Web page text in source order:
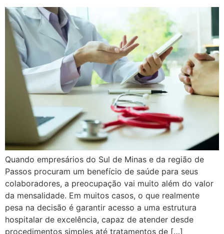
Quando empresários do Sul de Minas e da região de
Passos procuram um benefício de saúde para seus
colaboradores, a preocupação vai muito além do valor
da mensalidade. Em muitos casos, o que realmente
pesa na decisão é garantir acesso a uma estrutura
hospitalar de excelência, capaz de atender desde
procedimentos simples até tratamentos de […]